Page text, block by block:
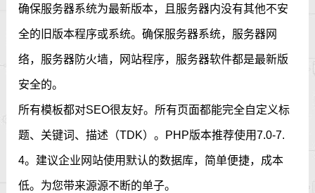
确保服务器系统为最新版本，且服务器内没有其他不安
全的旧版本程序或系统。确保服务器系统，服务器网
络，服务器防火墙，网站程序，服务器软件都是最新版
安全的。
所有模板都对SEO很友好。所有页面都能完全自定义标
题、关键词、描述（TDK）。PHP版本推荐使用7.0-7.
4。建议企业网站使用默认的数据库，简单便捷，成本
低。为您带来源源不断的单子。